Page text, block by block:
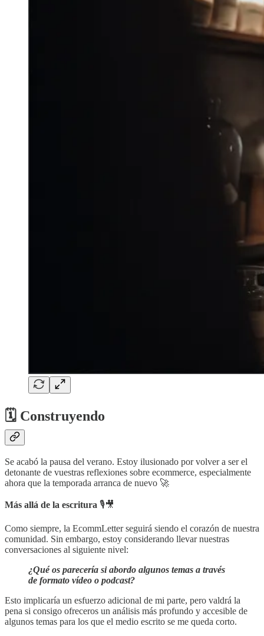
🗓 Construyendo
Se acabó la pausa del verano. Estoy ilusionado por volver a ser el
detonante de vuestras reflexiones sobre ecommerce, especialmente
ahora que la temporada arranca de nuevo 🚀
Más allá de la escritura 🎙️🎥
Como siempre, la EcommLetter seguirá siendo el corazón de nuestra
comunidad. Sin embargo, estoy considerando llevar nuestras
conversaciones al siguiente nivel:
¿Qué os parecería si abordo algunos temas a través
de formato vídeo o podcast?
Esto implicaría un esfuerzo adicional de mi parte, pero valdrá la
pena si consigo ofreceros un análisis más profundo y accesible de
algunos temas para los que el medio escrito se me queda corto.